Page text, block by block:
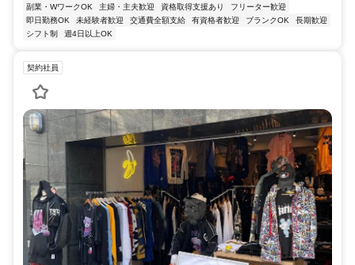
副業・WワークOK 主婦・主夫歓迎 資格取得支援あり
フリーター歓迎
即日勤務OK
未経験者歓迎 交通費全額支給 有資格者歓迎 ブランクOK
長期歓迎
シフト制
週4日以上OK
契約社員